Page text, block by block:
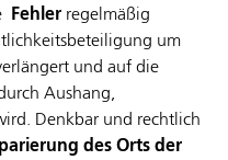
Fehler regelmäßig
um
und auf die
Aushang,
Denkbar und rechtlich
des Orts der